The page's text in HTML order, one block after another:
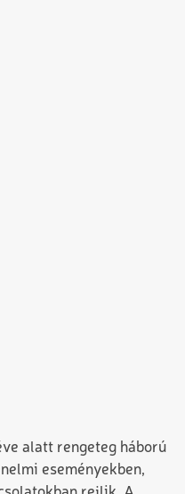
alatt rengeteg háború
eseményekben,